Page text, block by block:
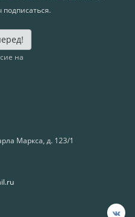
подписаться.
на
Маркса, д. 123/1